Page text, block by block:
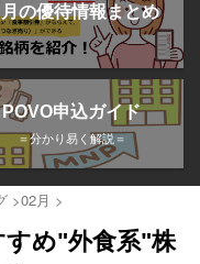
の優待情報まとめ
POVO申込ガイド
＝分かり易く解説＝
>02月 >
すめ"外食系"株